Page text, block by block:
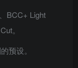
BCC+ Light
。
预设。